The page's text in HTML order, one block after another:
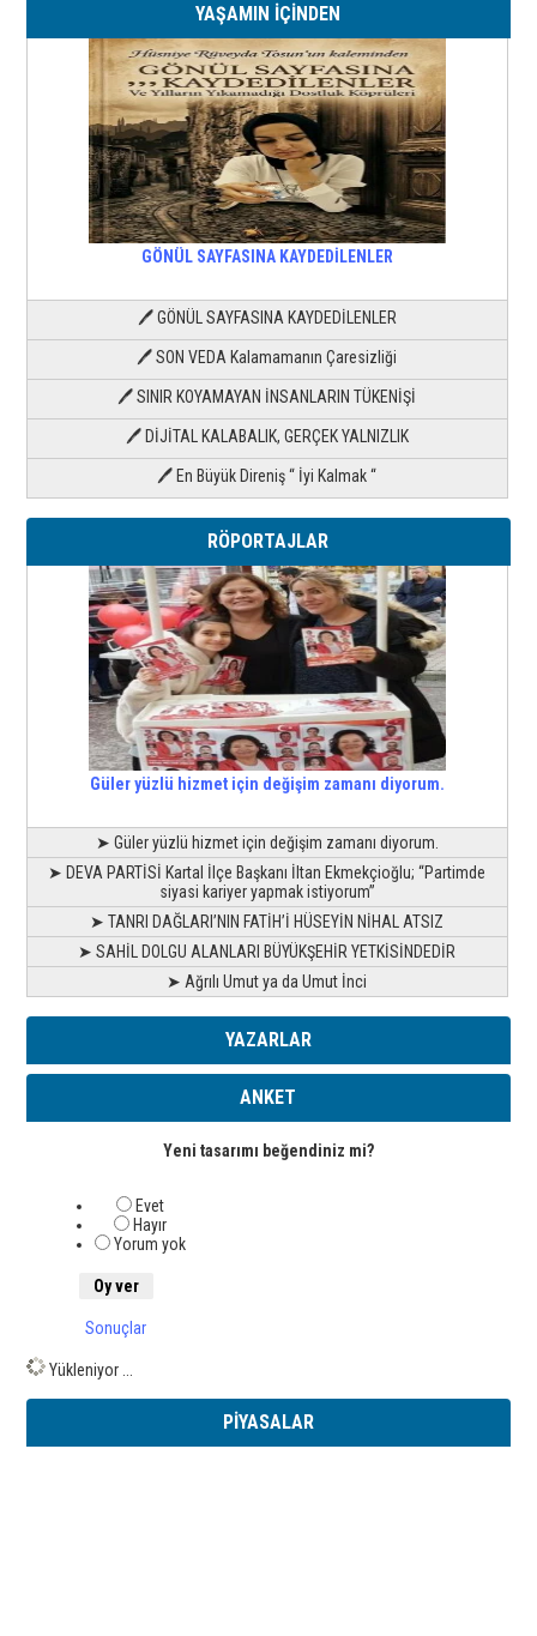
YAŞAMIN İÇİNDEN
GÖNÜL SAYFASINA KAYDEDİLENLER
🖊 GÖNÜL SAYFASINA KAYDEDİLENLER
🖊 SON VEDA Kalamamanın Çaresizliği
🖊 SINIR KOYAMAYAN İNSANLARIN TÜKENİŞİ
🖊 DİJİTAL KALABALIK, GERÇEK YALNIZLIK
🖊 En Büyük Direniş “ İyi Kalmak “
RÖPORTAJLAR
Güler yüzlü hizmet için değişim zamanı diyorum.
➤ Güler yüzlü hizmet için değişim zamanı diyorum.
➤ DEVA PARTİSİ Kartal İlçe Başkanı İltan Ekmekçioğlu; “Partimde
siyasi kariyer yapmak istiyorum”
➤ TANRI DAĞLARI’NIN FATİH’İ HÜSEYİN NİHAL ATSIZ
➤ SAHİL DOLGU ALANLARI BÜYÜKŞEHİR YETKİSİNDEDİR
➤ Ağrılı Umut ya da Umut İnci
YAZARLAR
ANKET
Yeni tasarımı beğendiniz mi?
Evet
Hayır
Yorum yok
Sonuçlar
Yükleniyor ...
PİYASALAR